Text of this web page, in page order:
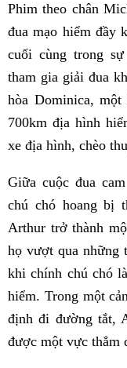
Phim theo chân
đua mạo hiểm đầy
cuối cùng trong
tham gia giải đua
hòa Dominica,
700km địa hình
xe địa hình, chèo
Giữa cuộc đua
chú chó hoang bị
Arthur trở thành
họ vượt qua những
khi chính chú chó
hiểm. Trong một
định đi đường tắt,
được một vực thẳm